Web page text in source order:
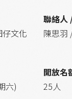
文化
聯絡人
陳思羽
六)
開放名
25人